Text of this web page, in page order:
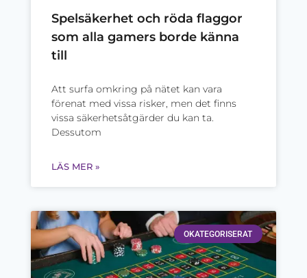
Spelsäkerhet och röda flaggor
som alla gamers borde känna
till
Att surfa omkring på nätet kan vara
förenat med vissa risker, men det finns
vissa säkerhetsåtgärder du kan ta.
Dessutom
LÄS MER »
OKATEGORISERAT